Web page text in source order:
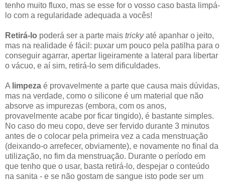
tenho muito fluxo, mas se esse for o vosso caso basta limpá-
lo com a regularidade adequada a vocês!
Retirá-lo poderá ser a parte mais trickyaté apanhar o jeito,
mas na realidade é fácil: puxar um pouco pela patilha para o
conseguir agarrar, apertar ligeiramente a lateral para libertar
o vácuo, e aí sim, retirá-lo sem dificuldades.
A limpeza é provavelmente a parte que causa mais dúvidas,
mas na verdade, como o silicone é um material que não
absorve as impurezas (embora, com os anos,
provavelmente acabe por ficar tingido), é bastante simples.
No caso do meu copo, deve ser fervido durante 3 minutos
antes de o colocar pela primeira vez a cada menstruação
(deixando-o arrefecer, obviamente), e novamente no final da
utilização, no fim da menstruação. Durante o período em
que tenho que o usar, basta retirá-lo, despejar o conteúdo
na sanita - e se não gostam de sangue isto pode ser um